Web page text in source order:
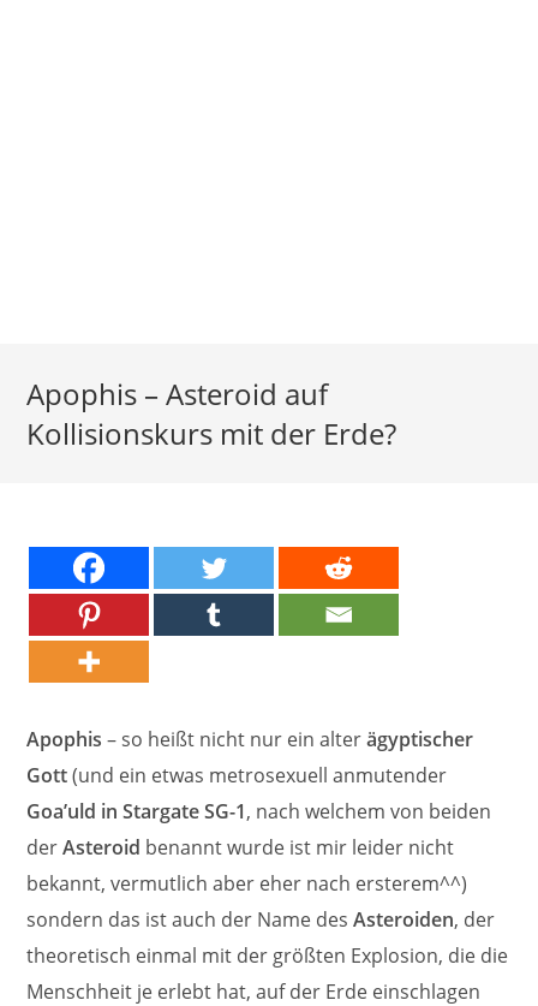
Apophis – Asteroid auf
Kollisionskurs mit der Erde?
Apophis– so heißt nicht nur ein alterägyptischer
Gott(und ein etwas metrosexuell anmutender
Goa’uld in Stargate SG-1, nach welchem von beiden
derAsteroid benannt wurde ist mir leider nicht
bekannt, vermutlich aber eher nach ersterem^^)
sondern das ist auch der Name desAsteroiden, der
theoretisch einmal mit der größten Explosion, die die
Menschheit je erlebt hat, auf der Erde einschlagen